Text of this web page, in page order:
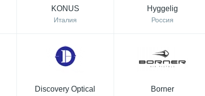
KONUS
Италия
Hyggelig
Россия
Discovery Optical Borner